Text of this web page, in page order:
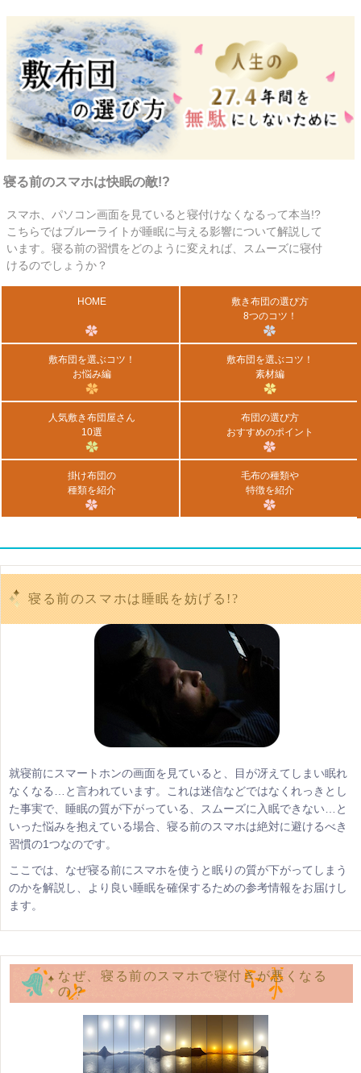
寝る前のスマホは快眠の敵!?
スマホ、パソコン画面を見ていると寝付けなくなるって本当!?
こちらではブルーライトが睡眠に与える影響について解説して
います。寝る前の習慣をどのように変えれば、スムーズに寝付
けるのでしょうか？
HOME
敷き布団の選び方
8つのコツ！
敷布団を選ぶコツ！
お悩み編
敷布団を選ぶコツ！
素材編
人気敷き布団屋さん
10選
布団の選び方
おすすめのポイント
掛け布団の
種類を紹介
毛布の種類や
特徴を紹介
寝る前のスマホは睡眠を妨げる!?
就寝前にスマートホンの画面を見ていると、目が冴えてしまい眠れ
なくなる…と言われています。これは迷信などではなくれっきとし
た事実で、睡眠の質が下がっている、スムーズに入眠できない…と
いった悩みを抱えている場合、寝る前のスマホは絶対に避けるべき
習慣の1つなのです。
ここでは、なぜ寝る前にスマホを使うと眠りの質が下がってしまう
のかを解説し、より良い睡眠を確保するための参考情報をお届けし
ます。
なぜ、寝る前のスマホで寝付きが悪くなる
の？